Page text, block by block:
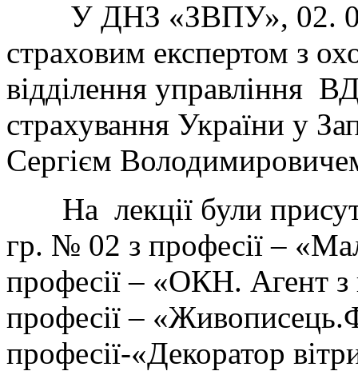
У ДНЗ «ЗВПУ», 02. 02.
страховим експертом з
відділення управління
страхування України у
Сергієм
На лекції були
гр. № 02 з професії –
професії – «ОКН. Агент
професії –
професії-«Декоратор